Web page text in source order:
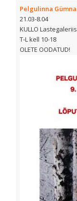
Pelgulinna
21.03-8.04
KULLO
T-L kell 10-18
OLETE OODATUD!